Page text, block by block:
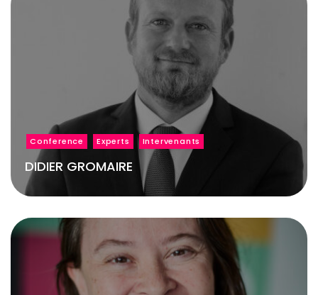
Conference Experts Intervenants
DIDIER GROMAIRE